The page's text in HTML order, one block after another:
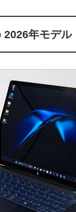
年モデル